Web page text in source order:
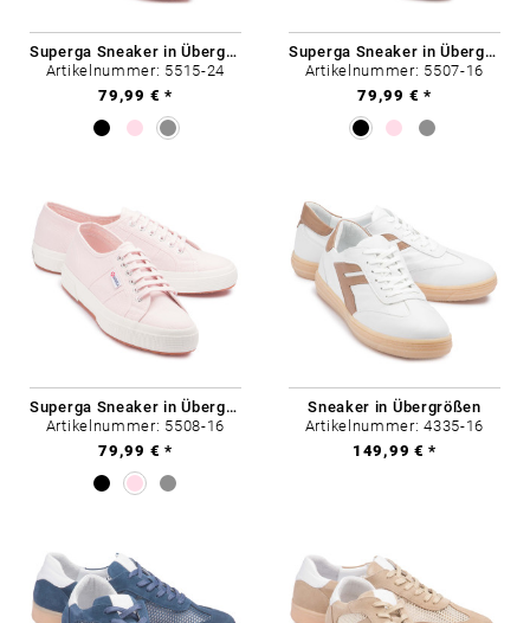
Superga Sneaker in Übergrößen
Artikelnummer: 5515-24
79,99 € *
Superga Sneaker in Übergrößen
Artikelnummer: 5507-16
79,99 € *
Superga Sneaker in Übergrößen
Artikelnummer: 5508-16
79,99 € *
Sneaker in Übergrößen
Artikelnummer: 4335-16
149,99 € *